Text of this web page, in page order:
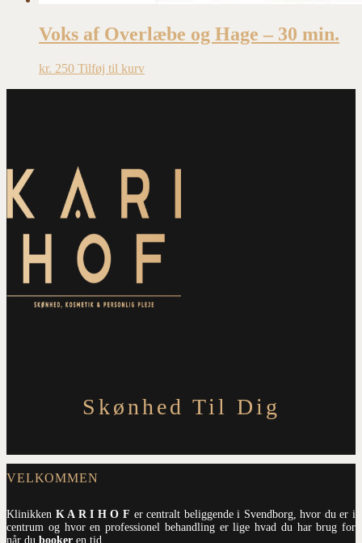
Voks af Overlæbe og Hage – 30 min.
kr. 250 Tilføj til kurv
Skønhed Til Dig
VELKOMMEN
Klinikken K A R I H O F er centralt beliggende i Svendborg, hvor du er i
centrum og hvor en professionel behandling er lige hvad du har brug for
når du booker en tid